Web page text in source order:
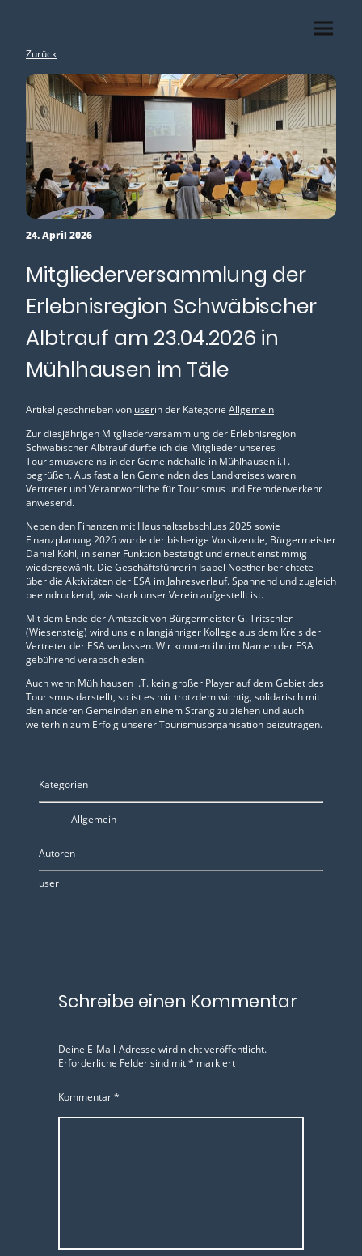
Zurück
24. April 2026
Mitgliederversammlung der
Erlebnisregion Schwäbischer
Albtrauf am 23.04.2026 in
Mühlhausen im Täle
Artikel geschrieben von userin der Kategorie Allgemein
Zur diesjährigen Mitgliederversammlung der Erlebnisregion
Schwäbischer Albtrauf durfte ich die Mitglieder unseres
Tourismusvereins in der Gemeindehalle in Mühlhausen i.T.
begrüßen. Aus fast allen Gemeinden des Landkreises waren
Vertreter und Verantwortliche für Tourismus und Fremdenverkehr
anwesend.
Neben den Finanzen mit Haushaltsabschluss 2025 sowie
Finanzplanung 2026 wurde der bisherige Vorsitzende, Bürgermeister
Daniel Kohl, in seiner Funktion bestätigt und erneut einstimmig
wiedergewählt. Die Geschäftsführerin Isabel Noether berichtete
über die Aktivitäten der ESA im Jahresverlauf. Spannend und zugleich
beeindruckend, wie stark unser Verein aufgestellt ist.
Mit dem Ende der Amtszeit von Bürgermeister G. Tritschler
(Wiesensteig) wird uns ein langjähriger Kollege aus dem Kreis der
Vertreter der ESA verlassen. Wir konnten ihn im Namen der ESA
gebührend verabschieden.
Auch wenn Mühlhausen i.T. kein großer Player auf dem Gebiet des
Tourismus darstellt, so ist es mir trotzdem wichtig, solidarisch mit
den anderen Gemeinden an einem Strang zu ziehen und auch
weiterhin zum Erfolg unserer Tourismusorganisation beizutragen.
Kategorien
Allgemein
Autoren
user
Schreibe einen Kommentar
Deine E-Mail-Adresse wird nicht veröffentlicht.
Erforderliche Felder sind mit* markiert
Kommentar*